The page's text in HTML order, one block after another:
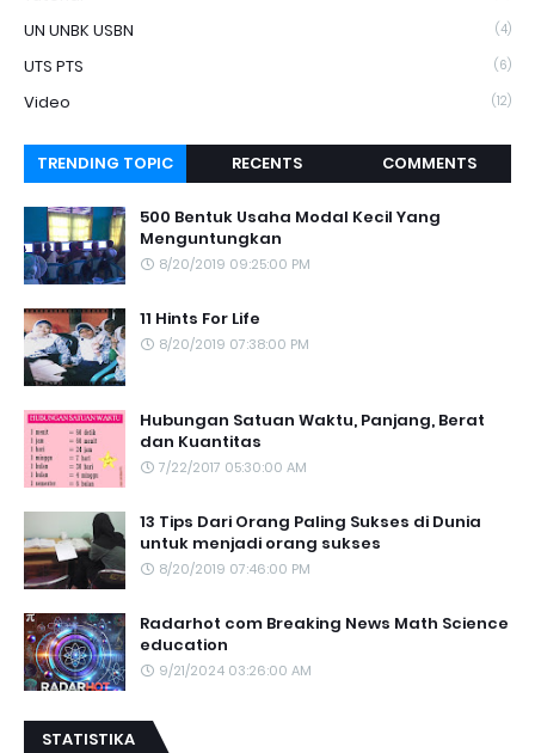
UN UNBK USBN (4)
UTS PTS (6)
Video (12)
TRENDING TOPIC RECENTS COMMENTS
500 Bentuk Usaha Modal Kecil Yang
Menguntungkan
8/20/2019 09:25:00 PM
11 Hints For Life
8/20/2019 07:38:00 PM
Hubungan Satuan Waktu, Panjang, Berat
dan Kuantitas
7/22/2017 05:30:00 AM
13 Tips Dari Orang Paling Sukses di Dunia
untuk menjadi orang sukses
8/20/2019 07:46:00 PM
Radarhot com Breaking News Math Science
education
9/21/2024 03:26:00 AM
STATISTIKA